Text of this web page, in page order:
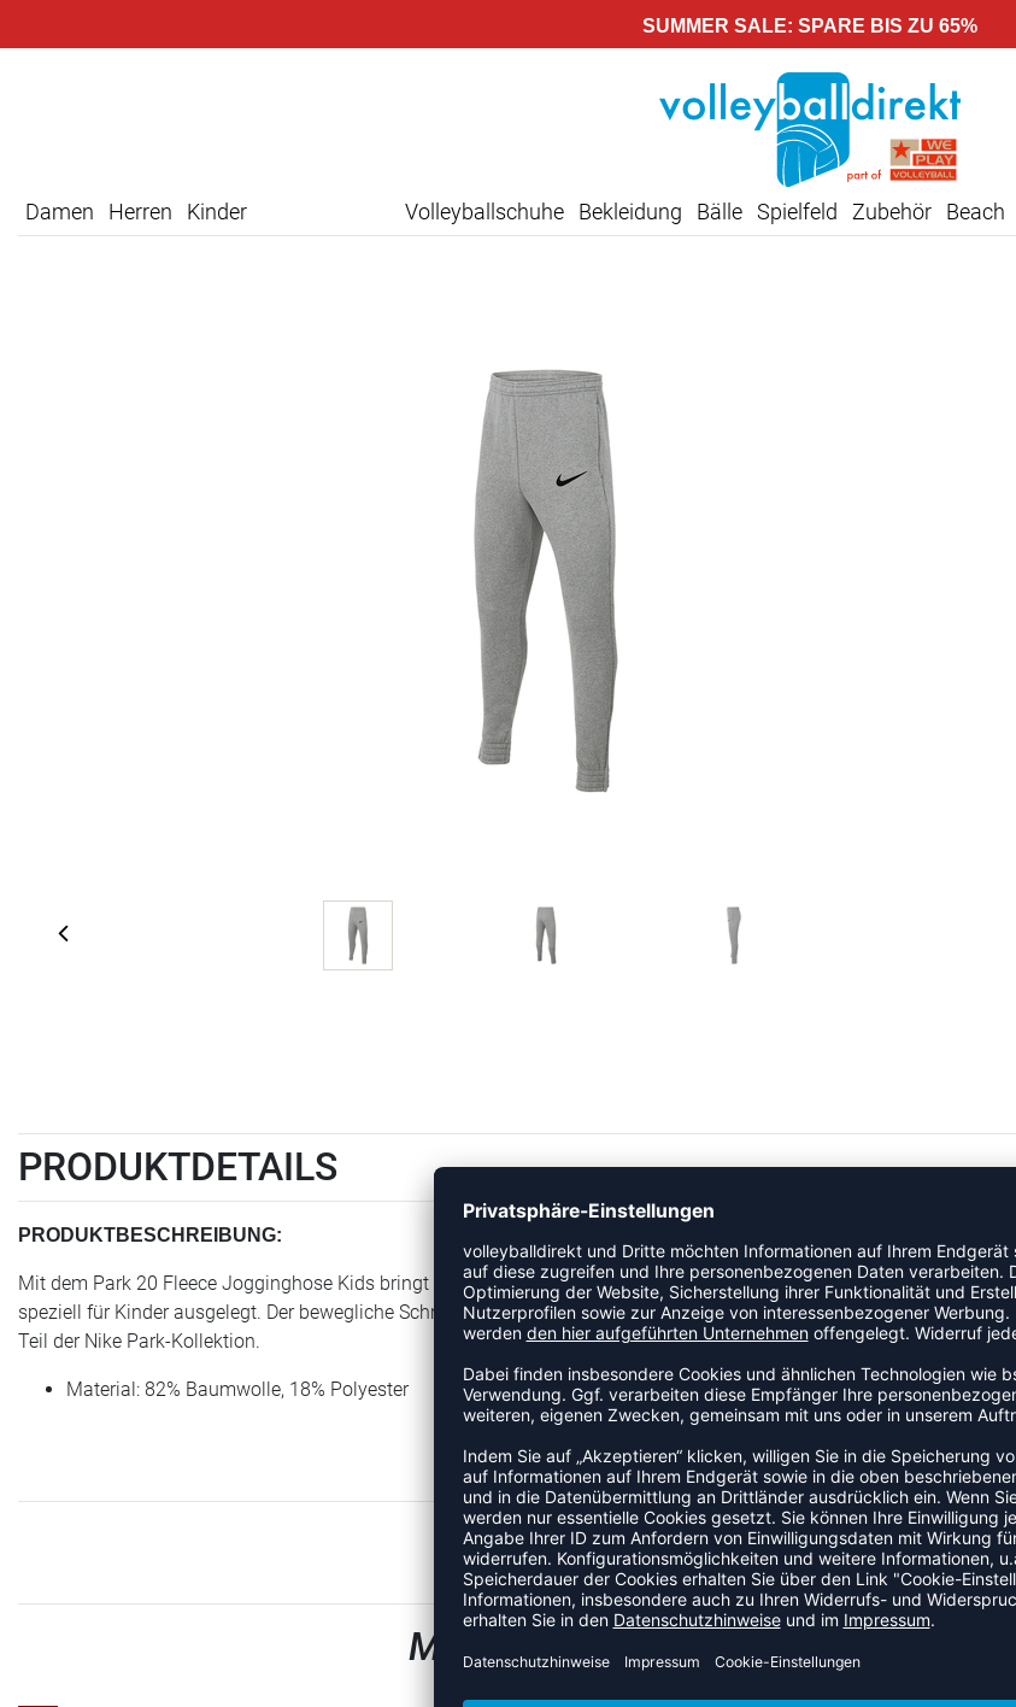
SUMMER SALE: SPARE BIS ZU 65%
Damen Herren Kinder Volleyballschuhe Bekleidung Bälle Spielfeld Zubehör Beach
PRODUKTDETAILS
PRODUKTBESCHREIBUNG:
Mit dem Park 20 Fleece Jogginghose Kids bringt Nike einen Artikel der Kategorie Hose an den Start. Dieses Modell ist
speziell für Kinder ausgelegt. Der bewegliche Schnitt begleitet jede Bewegung auf dem Feld oder in der Halle. Das
Teil der Nike Park-Kollektion.
Material: 82% Baumwolle, 18% Polyester
ZULETZT ANGESEHEN
MEHR AUS DER KATEGORIE